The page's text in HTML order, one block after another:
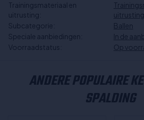
Trainingsmateriaal en
uitrusting:
uitrusting
Subcategorie:
Ballen
Speciale aanbiedingen:
In de
Voorraadstatus:
Op
ANDERE POPULAIRE
SPALDING